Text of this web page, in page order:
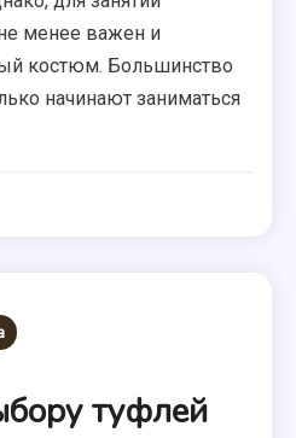
менее важен и
костюм. Большинство
начинают заниматься
туфлей